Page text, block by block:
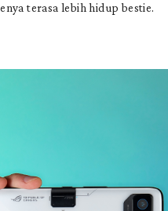
terasa lebih hidup bestie.